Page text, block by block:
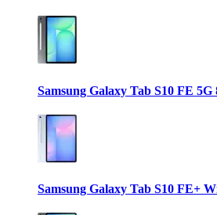
Samsung Galaxy Tab S10 FE
Samsung Galaxy Tab S10 FE+